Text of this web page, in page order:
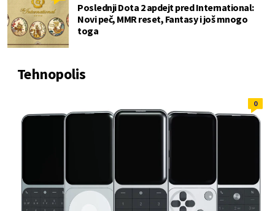
Poslednji Dota 2 apdejt pred International:
Novi peč, MMR reset, Fantasy i još mnogo
toga
Tehnopolis
0